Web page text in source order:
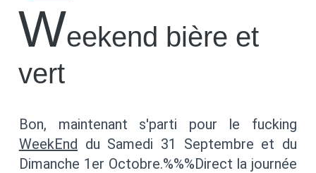
Weekend bière et
vert
Bon, maintenant s'parti pour le fucking
WeekEnd du Samedi 31 Septembre et du
Dimanche 1er Octobre.%%%Direct la journée